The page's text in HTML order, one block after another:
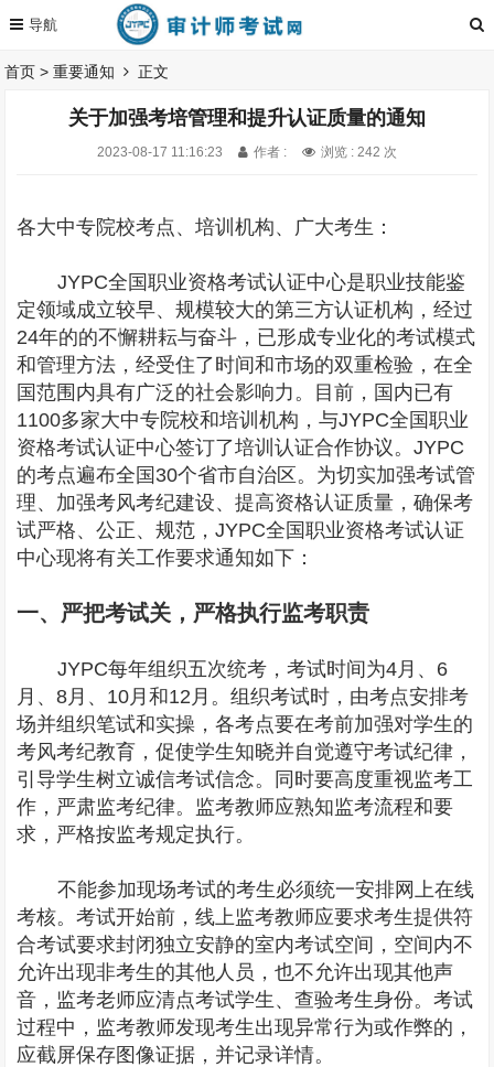
首页 >重要通知 正文
关于加强考培管理和提升认证质量的通知
2023-08-17 11:16:23 作者 : 浏览 : 242 次
各大中专院校考点、培训机构、广大考生：
JYPC全国职业资格考试认证中心是职业技能鉴
定领域成立较早、规模较大的第三方认证机构，经过
24年的的不懈耕耘与奋斗，已形成专业化的考试模式
和管理方法，经受住了时间和市场的双重检验，在全
国范围内具有广泛的社会影响力。目前，国内已有
1100多家大中专院校和培训机构，与JYPC全国职业
资格考试认证中心签订了培训认证合作协议。JYPC
的考点遍布全国30个省市自治区。为切实加强考试管
理、加强考风考纪建设、提高资格认证质量，确保考
试严格、公正、规范，JYPC全国职业资格考试认证
中心现将有关工作要求通知如下：
一、严把考试关，严格执行监考职责
JYPC每年组织五次统考，考试时间为4月、6
月、8月、10月和12月。组织考试时，由考点安排考
场并组织笔试和实操，各考点要在考前加强对学生的
考风考纪教育，促使学生知晓并自觉遵守考试纪律，
引导学生树立诚信考试信念。同时要高度重视监考工
作，严肃监考纪律。监考教师应熟知监考流程和要
求，严格按监考规定执行。
不能参加现场考试的考生必须统一安排网上在线
考核。考试开始前，线上监考教师应要求考生提供符
合考试要求封闭独立安静的室内考试空间，空间内不
允许出现非考生的其他人员，也不允许出现其他声
音，监考老师应清点考试学生、查验考生身份。考试
过程中，监考教师发现考生出现异常行为或作弊的，
应截屏保存图像证据，并记录详情。